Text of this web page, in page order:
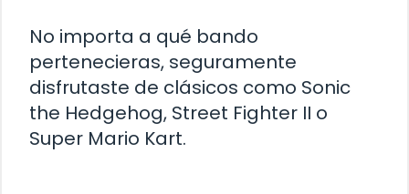
No importa a qué bando
pertenecieras, seguramente
disfrutaste de clásicos como Sonic
the Hedgehog, Street Fighter II o
Super Mario Kart.